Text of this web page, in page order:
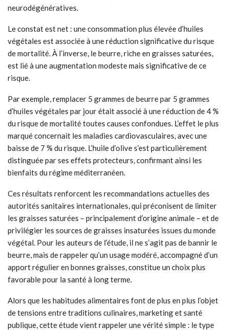
neurodégénératives.
Le constat est net : une consommation plus élevée d’huiles
végétales est associée à une réduction significative du risque
de mortalité. À l’inverse, le beurre, riche en graisses saturées,
est lié à une augmentation modeste mais significative de ce
risque.
Par exemple, remplacer 5 grammes de beurre par 5 grammes
d’huiles végétales par jour était associé à une réduction de 4 %
du risque de mortalité toutes causes confondues. L’effet le plus
marqué concernait les maladies cardiovasculaires, avec une
baisse de 7 % du risque. L’huile d’olive s’est particulièrement
distinguée par ses effets protecteurs, confirmant ainsi les
bienfaits du régime méditerranéen.
Ces résultats renforcent les recommandations actuelles des
autorités sanitaires internationales, qui préconisent de limiter
les graisses saturées – principalement d’origine animale – et de
privilégier les sources de graisses insaturées issues du monde
végétal. Pour les auteurs de l’étude, il ne s’agit pas de bannir le
beurre, mais de rappeler qu’un usage modéré, accompagné d’un
apport régulier en bonnes graisses, constitue un choix plus
favorable pour la santé à long terme.
Alors que les habitudes alimentaires font de plus en plus l’objet
de tensions entre traditions culinaires, marketing et santé
publique, cette étude vient rappeler une vérité simple : le type